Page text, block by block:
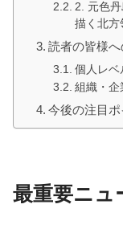
2. 元色
描く北方
読者の皆様
個人レベ
組織・企
今後の注目
最重要ニュ